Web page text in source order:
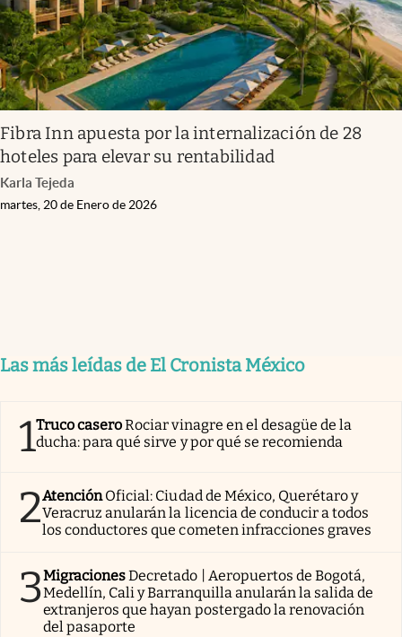
Fibra Inn apuesta por la internalización de 28
hoteles para elevar su rentabilidad
Karla Tejeda
martes, 20 de Enero de 2026
Las más leídas de El Cronista México
1Truco caseroRociar vinagre en el desagüe de la
ducha: para qué sirve y por qué se recomienda
2AtenciónOficial: Ciudad de México, Querétaro y
Veracruz anularán la licencia de conducir a todos
los conductores que cometen infracciones graves
3MigracionesDecretado | Aeropuertos de Bogotá,
Medellín, Cali y Barranquilla anularán la salida de
extranjeros que hayan postergado la renovación
del pasaporte